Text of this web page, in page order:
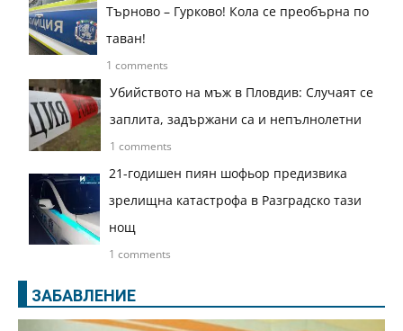
Търново – Гурково! Кола се преобърна по
таван!
1 comments
Убийството на мъж в Пловдив: Случаят се
заплита, задържани са и непълнолетни
1 comments
21-годишен пиян шофьор предизвика
зрелищна катастрофа в Разградско тази
нощ
1 comments
ЗАБАВЛЕНИЕ